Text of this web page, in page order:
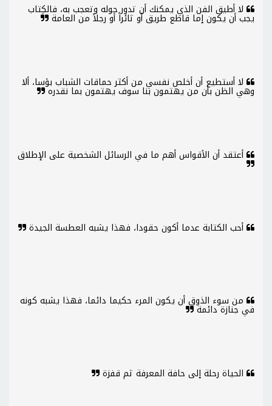
لا أطيق الفن الذي يمكنك أن تدور حوله وتعجب به، فالكِتاب
يجب أن يكون إما قاطع طريق أو ثائراً أو رجلاً من العامة
لا أستطيع أن أخلص نفسي من أكثر حماقات الشباب بؤسا، ألا
وهي الظن بأن من يهتمون بنا سوف يهتمون بما نقدره
أعتقد أن الأقواس أهم ما في الرسائل الشخصية على الإطلاق
أحب الكتابة عدما أكون حقودا، فهذا يشبه العطسة الجيدة
من سوء الذوق أن يكون المرء حكيما دائما، فهذا يشبه كونه
في جنازة دائمة
الحياة رحلة إلى حافة المعرفة ثم قفزة